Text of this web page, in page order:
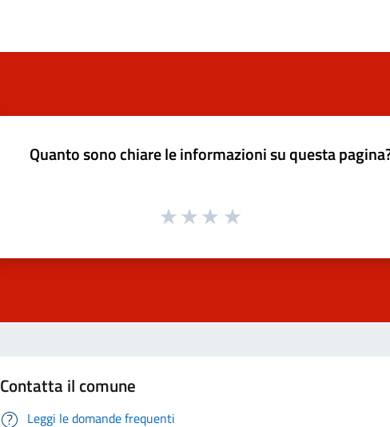
Quanto sono chiare le informazioni su questa
Contatta il comune
Leggi le domande frequenti